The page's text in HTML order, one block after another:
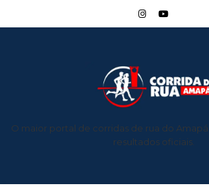
O maior portal de corridas de rua do
resultados oficiais.